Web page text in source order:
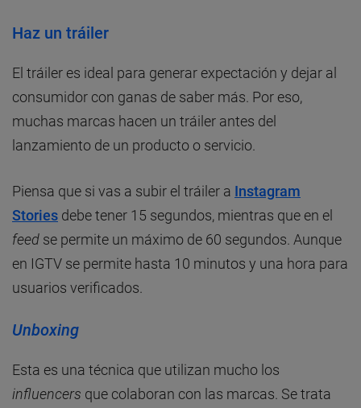
Haz un tráiler
El tráiler es ideal para generar expectación y dejar al
consumidor con ganas de saber más. Por eso,
muchas marcas hacen un tráiler antes del
lanzamiento de un producto o servicio.
Piensa que si vas a subir el tráiler a Instagram
Stories debe tener 15 segundos, mientras que en el
feed se permite un máximo de 60 segundos. Aunque
en IGTV se permite hasta 10 minutos y una hora para
usuarios verificados.
Unboxing
Esta es una técnica que utilizan mucho los
influencers que colaboran con las marcas. Se trata